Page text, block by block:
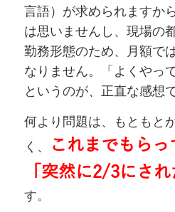
言語）が求められますか
は思いませんし、現場の
勤務形態のため、月額で
なりません。「よくやっ
というのが、正直な感想で
何より問題は、もともと
く、
これまでもら
「突然に2/3にされ
す。